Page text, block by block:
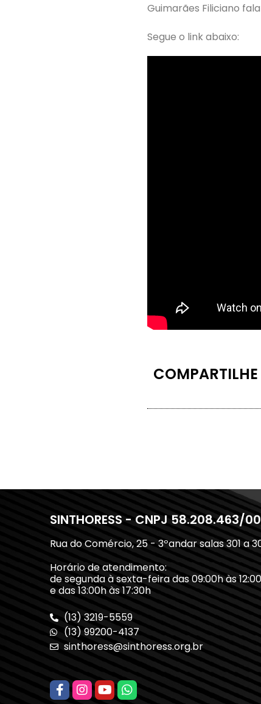
Guimarães Filiciano
Segue o link abaixo:
COMPARTILHE
SINTHORESS - CNPJ 58.208.463/
Rua do Comércio, 25 - 3ºandar salas 301 a
Horário de atendimento:
de segunda à sexta-feira das 09:00h às
e das 13:00h às 17:30h
(13) 3219-5559
(13) 99200-4137
sinthoress@sinthoress.org.br